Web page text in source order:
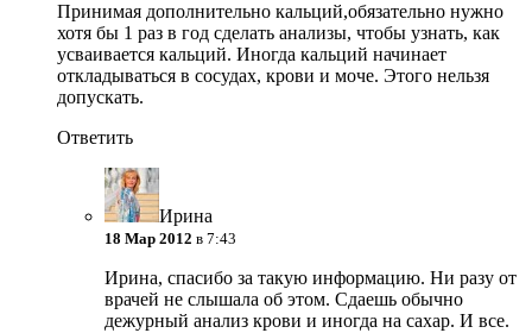
Принимая дополнительно кальций,обязательно нужно
хотя бы 1 раз в год сделать анализы, чтобы узнать, как
усваивается кальций. Иногда кальций начинает
откладываться в сосудах, крови и моче. Этого нельзя
допускать.
Ответить
Ирина
18 Мар 2012 в 7:43
Ирина, спасибо за такую информацию. Ни разу от
врачей не слышала об этом. Сдаешь обычно
дежурный анализ крови и иногда на сахар. И все.